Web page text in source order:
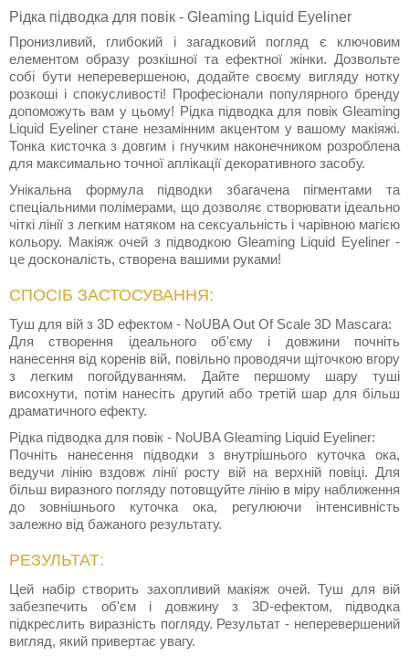
Рідка підводка для повік - Gleaming Liquid Eyeliner
Пронизливий, глибокий і загадковий погляд є ключовим
елементом образу розкішної та ефектної жінки. Дозвольте
собі бути неперевершеною, додайте своєму вигляду нотку
розкоші і спокусливості! Професіонали популярного бренду
допоможуть вам у цьому! Рідка підводка для повік Gleaming
Liquid Eyeliner стане незамінним акцентом у вашому макіяжі.
Тонка кисточка з довгим і гнучким наконечником розроблена
для максимально точної аплікації декоративного засобу.
Унікальна формула підводки збагачена пігментами та
спеціальними полімерами, що дозволяє створювати ідеально
чіткі лінії з легким натяком на сексуальність і чарівною магією
кольору. Макіяж очей з підводкою Gleaming Liquid Eyeliner -
це досконалість, створена вашими руками!
СПОСІБ ЗАСТОСУВАННЯ:
Туш для вій з 3D ефектом - NoUBA Out Of Scale 3D Mascara:
Для створення ідеального об'єму і довжини почніть
нанесення від коренів вій, повільно проводячи щіточкою вгору
з легким погойдуванням. Дайте першому шару туші
висохнути, потім нанесіть другий або третій шар для більш
драматичного ефекту.
Рідка підводка для повік - NoUBA Gleaming Liquid Eyeliner:
Почніть нанесення підводки з внутрішнього куточка ока,
ведучи лінію вздовж лінії росту вій на верхній повіці. Для
більш виразного погляду потовщуйте лінію в міру наближення
до зовнішнього куточка ока, регулюючи інтенсивність
залежно від бажаного результату.
РЕЗУЛЬТАТ:
Цей набір створить захопливий макіяж очей. Туш для вій
забезпечить об'єм і довжину з 3D-ефектом, підводка
підкреслить виразність погляду. Результат - неперевершений
вигляд, який привертає увагу.